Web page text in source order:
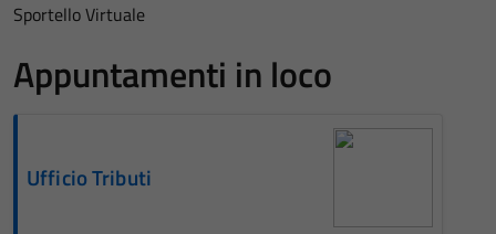
Sportello Virtuale
Appuntamenti in loco
Ufficio Tributi